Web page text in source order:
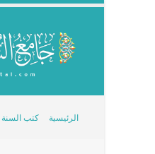
الرئيسية كتب السنة